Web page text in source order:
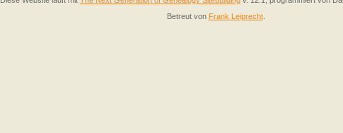
Betreut von Frank Leiprecht.